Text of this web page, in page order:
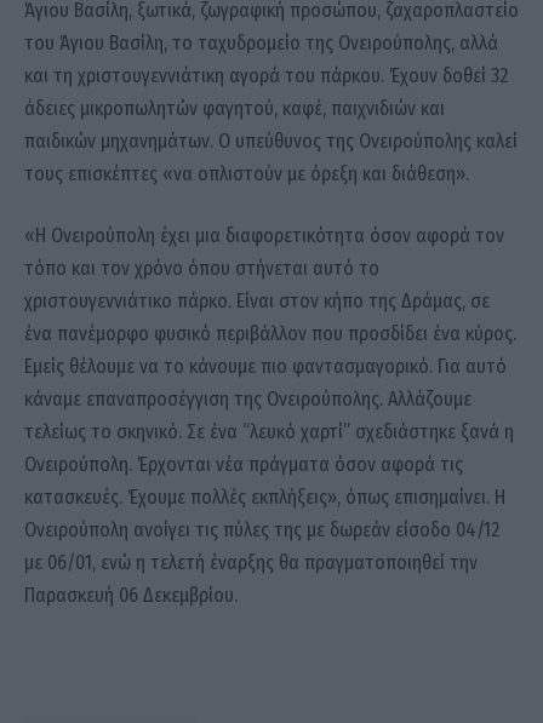
Άγιου Βασίλη, ξωτικά, ζωγραφική προσώπου, ζαχαροπλαστείο
του Άγιου Βασίλη, το ταχυδρομείο της Ονειρούπολης, αλλά
και τη χριστουγεννιάτικη αγορά του πάρκου. Έχουν δοθεί 32
άδειες μικροπωλητών φαγητού, καφέ, παιχνιδιών και
παιδικών μηχανημάτων. Ο υπεύθυνος της Ονειρούπολης καλεί
τους επισκέπτες «να οπλιστούν με όρεξη και διάθεση».
«Η Ονειρούπολη έχει μια διαφορετικότητα όσον αφορά τον
τόπο και τον χρόνο όπου στήνεται αυτό το
χριστουγεννιάτικο πάρκο. Είναι στον κήπο της Δράμας, σε
ένα πανέμορφο φυσικό περιβάλλον που προσδίδει ένα κύρος.
Εμείς θέλουμε να το κάνουμε πιο φαντασμαγορικό. Για αυτό
κάναμε επαναπροσέγγιση της Ονειρούπολης. Αλλάζουμε
τελείως το σκηνικό. Σε ένα “λευκό χαρτί” σχεδιάστηκε ξανά η
Ονειρούπολη. Έρχονται νέα πράγματα όσον αφορά τις
κατασκευές. Έχουμε πολλές εκπλήξεις», όπως επισημαίνει. Η
Ονειρούπολη ανοίγει τις πύλες της με δωρεάν είσοδο 04/12
με 06/01, ενώ η τελετή έναρξης θα πραγματοποιηθεί την
Παρασκευή 06 Δεκεμβρίου.